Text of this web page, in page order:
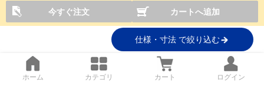
今すぐ注文
カートへ追加
仕様・寸法 で絞り込む
ホーム カテゴリ カート ログイン